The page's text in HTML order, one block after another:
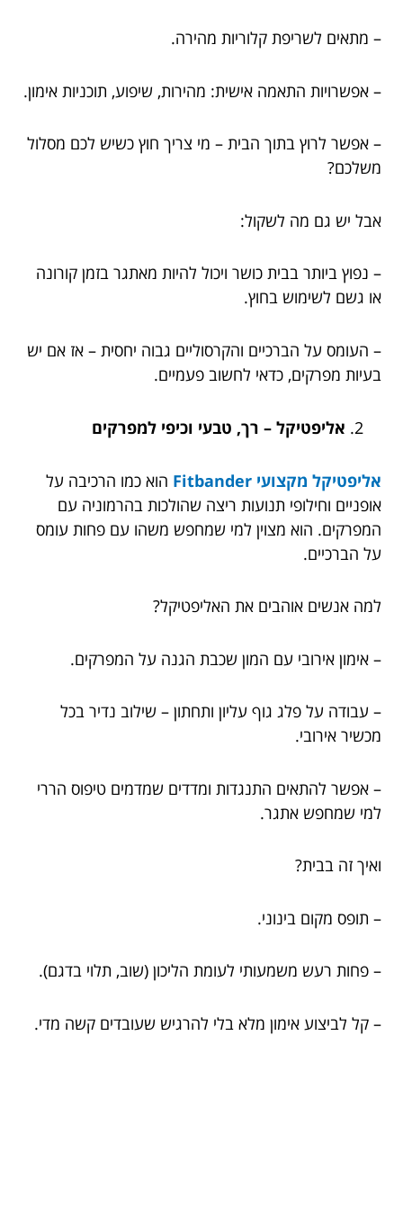
– מתאים לשריפת קלוריות מהירה.
– אפשרויות התאמה אישית: מהירות, שיפוע, תוכניות אימון.
– אפשר לרוץ בתוך הבית – מי צריך חוץ כשיש לכם מסלול
משלכם?
אבל יש גם מה לשקול:
– נפוץ ביותר בבית כושר ויכול להיות מאתגר בזמן קורונה
או גשם לשימוש בחוץ.
– העומס על הברכיים והקרסוליים גבוה יחסית – אז אם יש
בעיות מפרקים, כדאי לחשוב פעמיים.
אליפטיקל – רך, טבעי וכיפי למפרקים
אליפטיקל מקצועי Fitbander
הוא כמו הרכיבה על
אופניים וחילופי תנועות ריצה שהולכות בהרמוניה עם
המפרקים. הוא מצוין למי שמחפש משהו עם פחות עומס
על הברכיים.
למה אנשים אוהבים את האליפטיקל?
– אימון אירובי עם המון שכבת הגנה על המפרקים.
– עבודה על פלג גוף עליון ותחתון – שילוב נדיר בכל
מכשיר אירובי.
– אפשר להתאים התנגדות ומדדים שמדמים טיפוס הררי
למי שמחפש אתגר.
ואיך זה בבית?
– תופס מקום בינוני.
– פחות רעש משמעותי לעומת הליכון (שוב, תלוי בדגם).
– קל לביצוע אימון מלא בלי להרגיש שעובדים קשה מדי.